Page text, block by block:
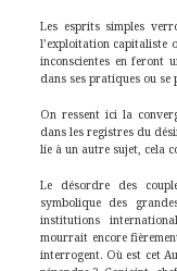
Les esprits simples
l’exploitation capitaliste
inconscientes en feront
dans ses pratiques ou se
On ressent ici la
dans les registres du
lie à un autre sujet, cela
Le désordre des
symbolique des
institutions
mourrait encore
interrogent. Où est cet